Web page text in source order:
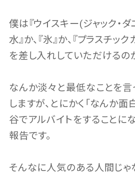
僕は『ウイスキー(ジャック・ダ
水』か、『氷』か、『プラスチッ
を差し入れしていただけるの
なんか淡々と最低なことを言
しますが、とにかく「なんか面
谷でアルバイトをすることに
報告です。
そんなに人気のある人間じゃ